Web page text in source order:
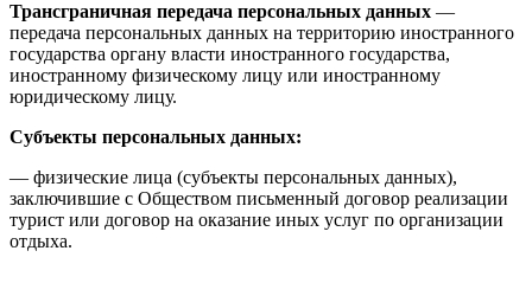
Трансграничная передача персональных данных —
передача персональных данных на территорию иностранного
государства органу власти иностранного государства,
иностранному физическому лицу или иностранному
юридическому лицу.
Субъекты персональных данных:
— физические лица (субъекты персональных данных),
заключившие с Обществом письменный договор реализации
турист или договор на оказание иных услуг по организации
отдыха.